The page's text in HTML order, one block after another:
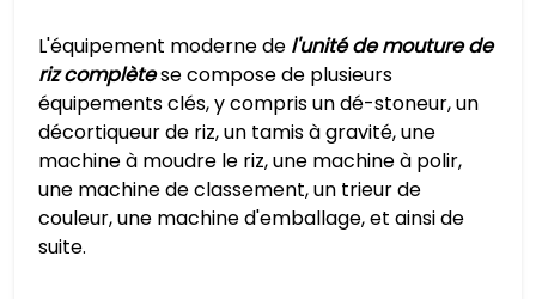
L'équipement moderne de l'unité de mouture de
riz complètese compose de plusieurs
équipements clés, y compris un dé-stoneur, un
décortiqueur de riz, un tamis à gravité, une
machine à moudre le riz, une machine à polir,
une machine de classement, un trieur de
couleur, une machine d'emballage, et ainsi de
suite.